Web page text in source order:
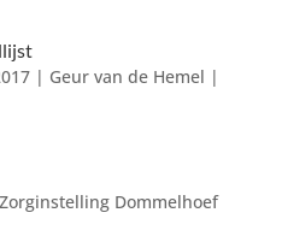
| Geur van de Hemel |
Dommelhoef